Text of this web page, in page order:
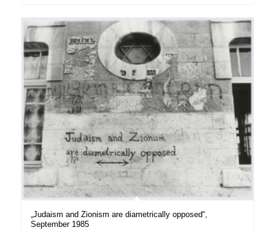
„Judaism and Zionism are diametrically opposed“,
September 1985